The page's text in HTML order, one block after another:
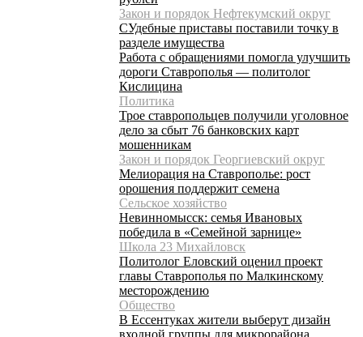
Закон и порядок Нефтекумский округ
СУдебные приставы поставили точку в
разделе имущества
Работа с обращениями помогла улучшить
дороги Ставрополья — политолог
Кислицина
Политика
Трое ставропольцев получили уголовное
дело за сбыт 76 банковских карт
мошенникам
Закон и порядок Георгиевский округ
Мелиорация на Ставрополье: рост
орошения поддержит семена
Сельское хозяйство
Невинномысск: семья Ивановых
победила в «Семейной зарнице»
Школа 23 Михайловск
Политолог Еловский оценил проект
главы Ставрополья по Малкинскому
месторождению
Общество
В Ессентуках жители выберут дизайн
входной группы для микрорайона